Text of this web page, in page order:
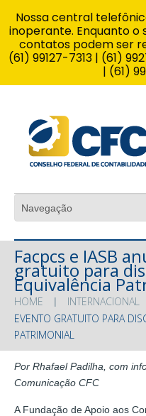
Facpcs e IASB
gratuito para
Equivalência
HOME INTERNACIONAL
EVENTO GRATUITO PARA
PATRIMONIAL
Por Rhafael Padilha, com
Comunicação CFC
A Fundação de Apoio aos
Nossa central
inoperante. Enquanto o
contatos podem ser
(61) 99127-7313 | (61)
| (61)